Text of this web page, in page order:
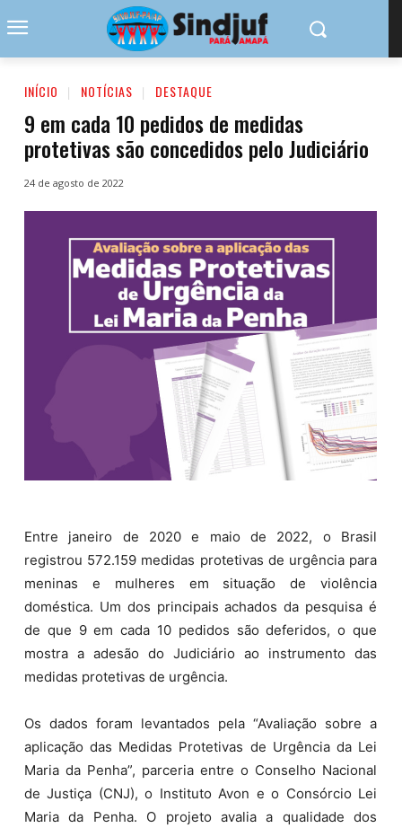
INÍCIO NOTÍCIAS DESTAQUE
9 em cada 10 pedidos de medidas
protetivas são concedidos pelo Judiciário
24 de agosto de 2022
Entre janeiro de 2020 e maio de 2022, o Brasil
registrou 572.159 medidas protetivas de urgência para
meninas e mulheres em situação de violência
doméstica. Um dos principais achados da pesquisa é
de que 9 em cada 10 pedidos são deferidos, o que
mostra a adesão do Judiciário ao instrumento das
medidas protetivas de urgência.
Os dados foram levantados pela “Avaliação sobre a
aplicação das Medidas Protetivas de Urgência da Lei
Maria da Penha”, parceria entre o Conselho Nacional
de Justiça (CNJ), o Instituto Avon e o Consórcio Lei
Maria da Penha. O projeto avalia a qualidade dos